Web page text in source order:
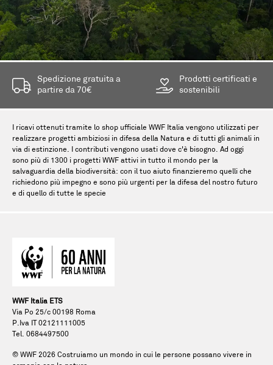
Spedizione gratuita a
partire da 70€
Prodotti certificati e
sostenibili
I ricavi ottenuti tramite lo shop ufficiale WWF Italia vengono utilizzati per
realizzare progetti ambiziosi in difesa della Natura e di tutti gli animali in
via di estinzione. I contributi vengono usati dove c'è bisogno. Ad oggi
sono più di 1300 i progetti WWF attivi in tutto il mondo per la
salvaguardia della biodiversità: con il tuo aiuto finanzieremo quelli che
richiedono più impegno e sono più urgenti per la difesa del nostro futuro
e di quello di tutte le specie
WWF Italia ETS
Via Po 25/c 00198 Roma
P.Iva IT 02121111005
Tel. 0684497500
© WWF 2026 Costruiamo un mondo in cui le persone possano vivere in